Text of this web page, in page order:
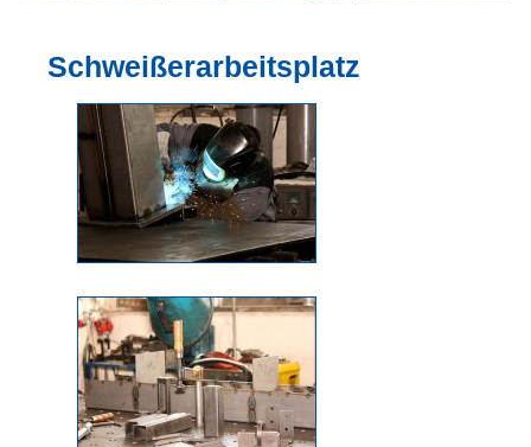
Schweißerarbeitsplatz